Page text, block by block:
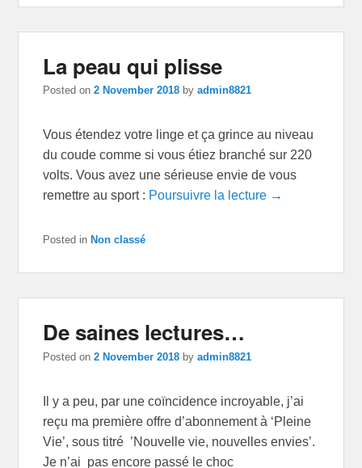
La peau qui plisse
Posted on2 November 2018 byadmin8821
Vous étendez votre linge et ça grince au niveau
du coude comme si vous étiez branché sur 220
volts. Vous avez une sérieuse envie de vous
remettre au sport : Poursuivre la lecture →
Posted in Non classé
De saines lectures…
Posted on2 November 2018 byadmin8821
Il y a peu, par une coïncidence incroyable, j’ai
reçu ma première offre d’abonnement à ‘Pleine
Vie’, sous titré ’Nouvelle vie, nouvelles envies’.
Je n’ai pas encore passé le choc